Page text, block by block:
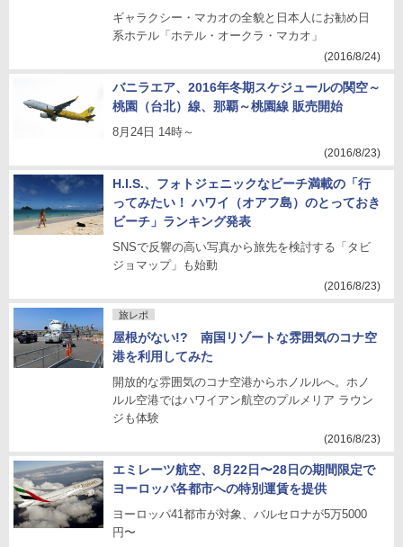
ギャラクシー・マカオの全貌と日本人にお勧め日
系ホテル「ホテル・オークラ・マカオ」
(2016/8/24)
バニラエア、2016年冬期スケジュールの関空～
桃園（台北）線、那覇～桃園線 販売開始
8月24日 14時～
(2016/8/23)
H.I.S.、フォトジェニックなビーチ満載の「行
ってみたい！ ハワイ（オアフ島）のとっておき
ビーチ」ランキング発表
SNSで反響の高い写真から旅先を検討する「タビ
ジョマップ」も始動
(2016/8/23)
旅レポ
屋根がない!? 南国リゾートな雰囲気のコナ空
港を利用してみた
開放的な雰囲気のコナ空港からホノルルへ。ホノ
ルル空港ではハワイアン航空のプルメリア ラウン
ジも体験
(2016/8/23)
エミレーツ航空、8月22日〜28日の期間限定で
ヨーロッパ各都市への特別運賃を提供
ヨーロッパ41都市が対象、バルセロナが5万5000
円〜